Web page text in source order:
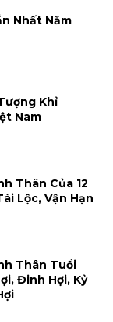
Nhất Năm
Khỉ
Nam
Thân Của 12
Lộc, Vận Hạn
Thân Tuổi
Đinh Hợi, Kỷ